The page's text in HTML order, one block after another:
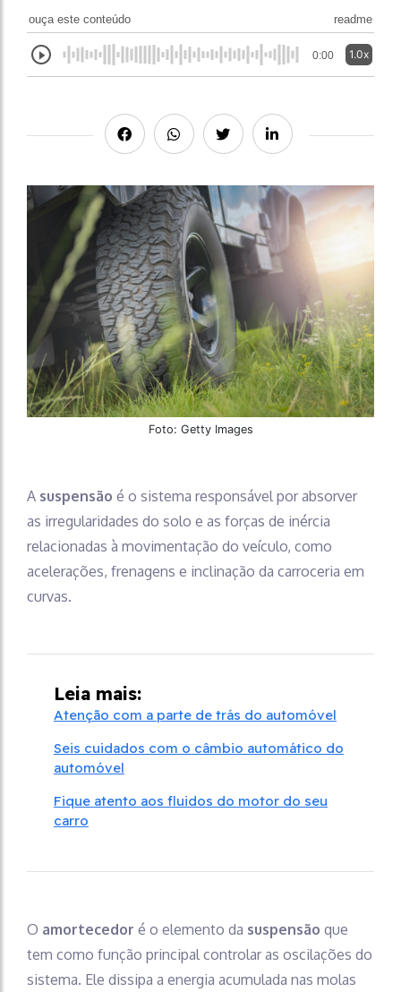
ouça este conteúdo readme
0:00 1.0x
Foto: Getty Images
A suspensão é o sistema responsável por absorver
as irregularidades do solo e as forças de inércia
relacionadas à movimentação do veículo, como
acelerações, frenagens e inclinação da carroceria em
curvas.
Leia mais:
Atenção com a parte de trás do automóvel
Seis cuidados com o câmbio automático do
automóvel
Fique atento aos fluidos do motor do seu
carro
O amortecedor é o elemento da suspensão que
tem como função principal controlar as oscilações do
sistema. Ele dissipa a energia acumulada nas molas